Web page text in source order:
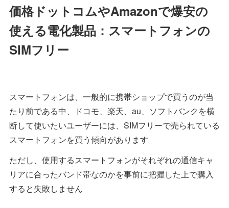
価格ドットコムやAmazonで爆安の
使える電化製品：スマートフォンの
SIMフリー
スマートフォンは、一般的に携帯ショップで買うのが当
たり前である中、ドコモ、楽天、au、ソフトバンクを横
断して使いたいユーザーには、SIMフリーで売られている
スマートフォンを買う傾向があります
ただし、使用するスマートフォンがそれぞれの通信キャ
リアに合ったバンド帯なのかを事前に把握した上で購入
すると失敗しません